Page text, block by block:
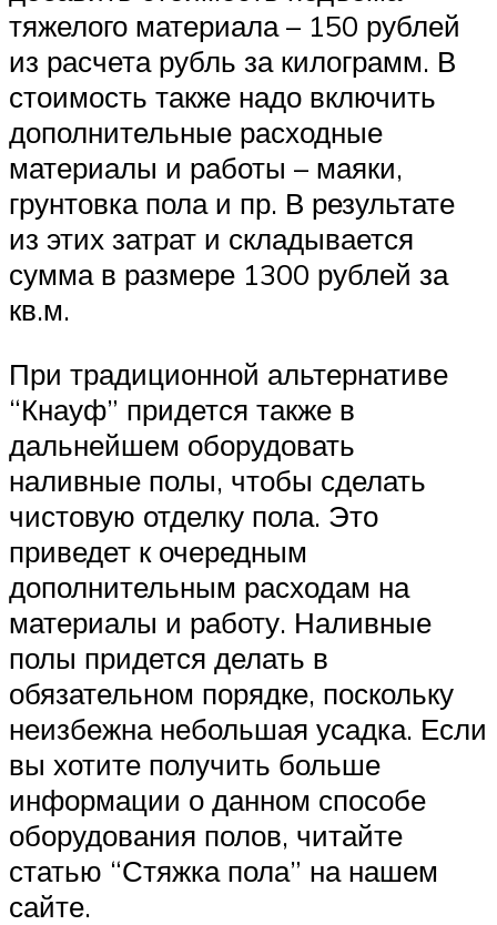
тяжелого материала – 150 рублей
из расчета рубль за килограмм. В
стоимость также надо включить
дополнительные расходные
материалы и работы – маяки,
грунтовка пола и пр. В результате
из этих затрат и складывается
сумма в размере 1300 рублей за
кв.м.
При традиционной альтернативе
“Кнауф” придется также в
дальнейшем оборудовать
наливные полы, чтобы сделать
чистовую отделку пола. Это
приведет к очередным
дополнительным расходам на
материалы и работу. Наливные
полы придется делать в
обязательном порядке, поскольку
неизбежна небольшая усадка. Если
вы хотите получить больше
информации о данном способе
оборудования полов, читайте
статью “Стяжка пола” на нашем
сайте.